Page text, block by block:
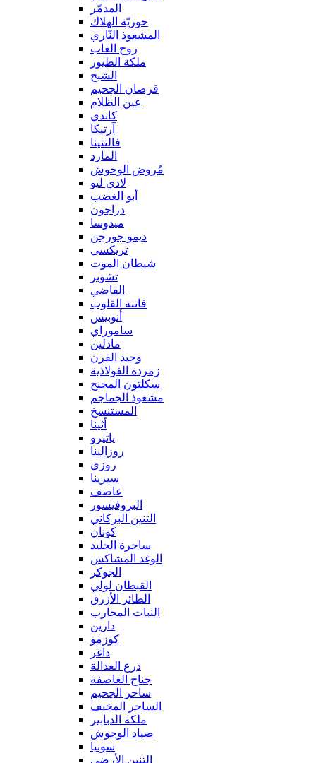
المدمّر
حوريّة الهلاك
المشعوذ النّاري
روح الغاب
ملكة الطيور
الشبح
قرصان الجحيم
عين الظلام
كاندي
آرتيكا
فالنتينا
المارد
مُروض الوحوش
لادي ليو
أبو الغضب
دراجون
ميدوسا
ديمو جورجن
تريكسي
شيطان الموت
تشوبر
القاضي
فاتنة القلوب
أنوبيس
ساموراي
مادلين
وحيد القرن
زمردة الفولاذية
سكلتون المجنح
مشعوذ الجماجم
المستنسخ
أثينا
ياتيرو
روزالينا
روزي
سيرينا
عاصف
البروفيسور
التنين البركاني
كونان
ساحرة الجليد
الوغد المشاكس
الجوكر
القبطان لولي
الطائر الأزرق
النبات المحارب
دارين
كوزمو
داغر
درع العدالة
جناح العاصفة
ساحر الجحيم
الساحر المخيف
ملكة الدبابير
صياد الوحوش
سونيا
التنين الأرضي